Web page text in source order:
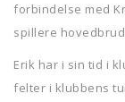
forbindelse med
spillere
Erik har i sin tid i
felter i klubbens